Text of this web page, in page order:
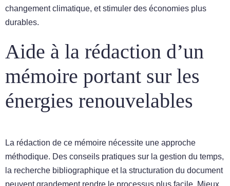
changement climatique, et stimuler des économies plus
durables.
Aide à la rédaction d’un
mémoire portant sur les
énergies renouvelables
La rédaction de ce mémoire nécessite une approche
méthodique. Des conseils pratiques sur la gestion du temps,
la recherche bibliographique et la structuration du document